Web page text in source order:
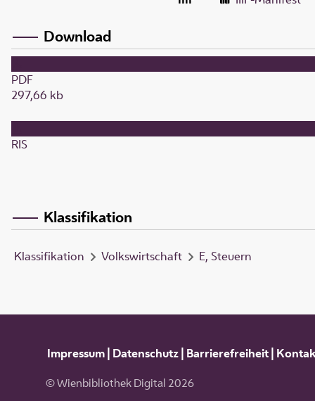
Download
PDF
297,66 kb
RIS
Klassifikation
Klassifikation Volkswirtschaft E, Steuern
Impressum| Datenschutz| Barrierefreiheit|
© Wienbibliothek Digital 2026